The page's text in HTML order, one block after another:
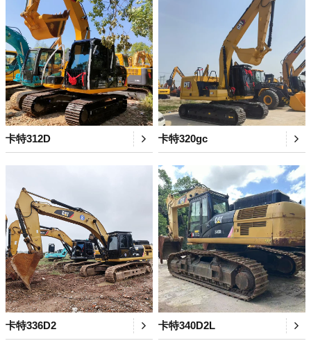
卡特312D 卡特320gc
卡特336D2 卡特340D2L